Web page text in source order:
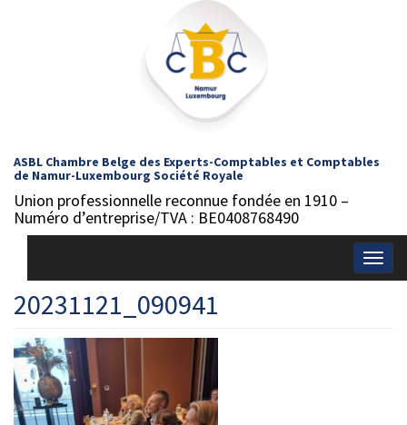
ASBL Chambre Belge des Experts-Comptables et Comptables
de Namur-Luxembourg Société Royale
Union professionnelle reconnue fondée en 1910 –
Numéro d’entreprise/TVA : BE0408768490
20231121_090941